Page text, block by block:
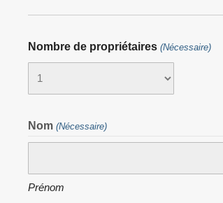
Nombre de propriétaires (Nécessaire)
Nom (Nécessaire)
Prénom